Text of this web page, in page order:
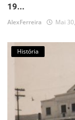
19...
AlexFerreira Mai
História